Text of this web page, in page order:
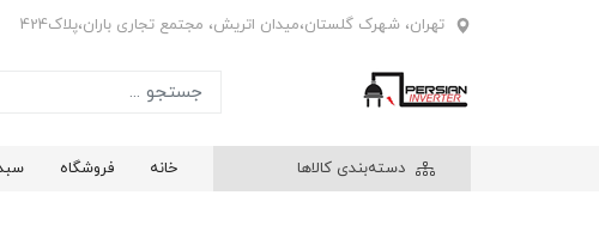
تهران، شهرک گلستان،میدان اتریش، مجتمع تجاری باران،پلاک424
دسته‌بندی کالاها خانه فروشگاه